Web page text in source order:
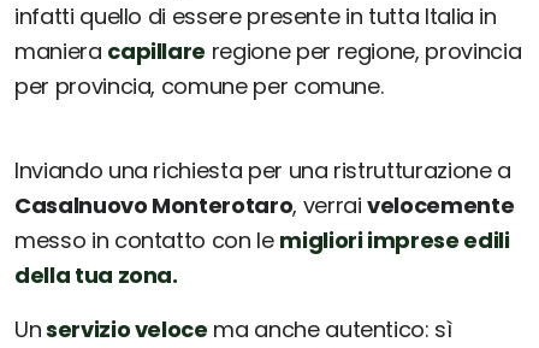
infatti quello di essere presente in tutta Italia in
maniera capillare regione per regione, provincia
per provincia, comune per comune.
Inviando una richiesta per una ristrutturazione a
Casalnuovo Monterotaro, verraivelocemente
messo in contatto con le migliori imprese edili
della tua zona.
Unservizio veloce ma anche autentico: sì